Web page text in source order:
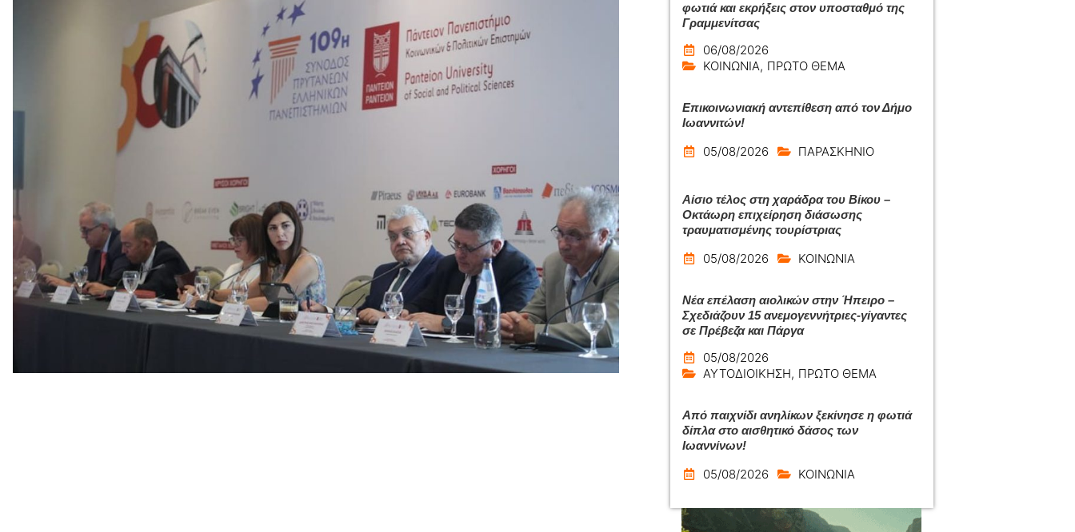
φωτιά και εκρήξεις στον υποσταθμό της
Γραμμενίτσας
06/08/2026
ΚΟΙΝΩΝΙΑ, ΠΡΩΤΟ ΘΕΜΑ
Επικοινωνιακή αντεπίθεση από τον Δήμο
Ιωαννιτών!
05/08/2026 ΠΑΡΑΣΚΗΝΙΟ
Αίσιο τέλος στη χαράδρα του Βίκου –
Οκτάωρη επιχείρηση διάσωσης
τραυματισμένης τουρίστριας
05/08/2026 ΚΟΙΝΩΝΙΑ
Νέα επέλαση αιολικών στην Ήπειρο –
Σχεδιάζουν 15 ανεμογεννήτριες-γίγαντες
σε Πρέβεζα και Πάργα
05/08/2026
ΑΥΤΟΔΙΟΙΚΗΣΗ, ΠΡΩΤΟ ΘΕΜΑ
Από παιχνίδι ανηλίκων ξεκίνησε η φωτιά
δίπλα στο αισθητικό δάσος των
Ιωαννίνων!
05/08/2026 ΚΟΙΝΩΝΙΑ